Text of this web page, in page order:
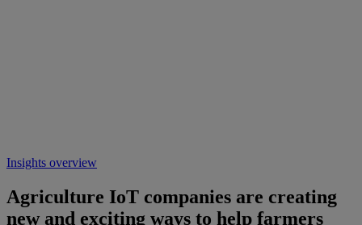
Insights overview
Agriculture IoT companies are creating
new and exciting ways to help farmers